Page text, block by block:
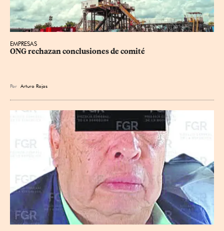
EMPRESAS
ONG rechazan conclusiones de comité
Por Arturo Rojas